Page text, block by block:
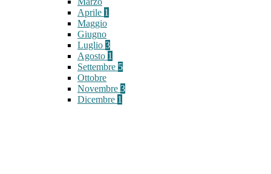
Aprile 1
Maggio
Giugno
Luglio 3
Agosto 1
Settembre 5
Ottobre
Novembre 3
Dicembre 1